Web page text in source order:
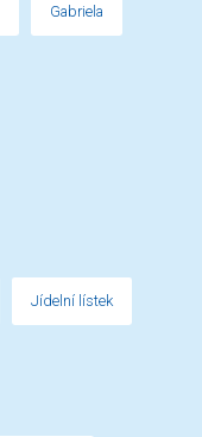
Gabriela
Jídelní lístek